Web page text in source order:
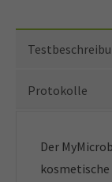
Protokolle
Der